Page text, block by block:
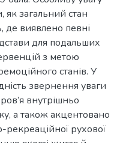
як загальний стан
де виявлено певні
для подальших
з метою
станів. У
звернення уваги
внутрішньо
а також акцентовано
рекреаційної рухової